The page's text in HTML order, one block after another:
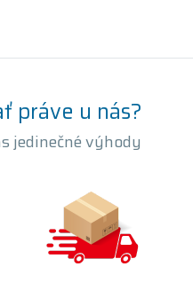
práve u nás?
jedinečné výhody